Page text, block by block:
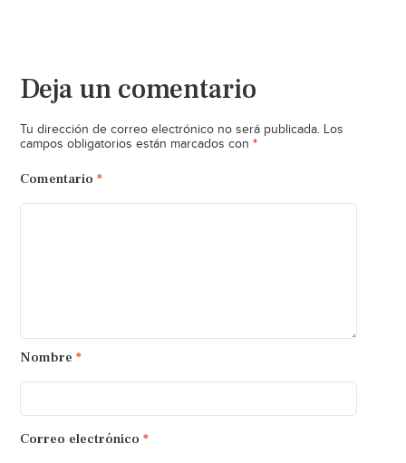
Deja un comentario
Tu dirección de correo electrónico no será publicada. Los
campos obligatorios están marcados con *
Comentario *
Nombre *
Correo electrónico *